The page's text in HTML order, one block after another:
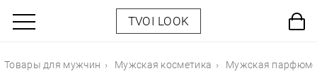
TVOI LOOK
Товары для мужчин Мужская косметика Мужская